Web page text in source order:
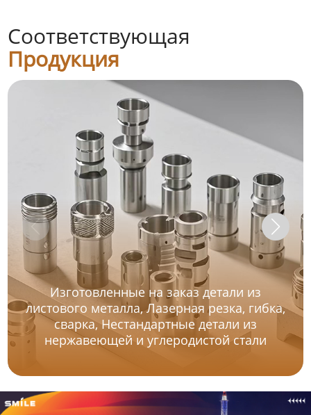
Соответствующая
Продукция
Изготовленные на заказ детали из
листового металла, Лазерная резка, гибка,
сварка, Нестандартные детали из
нержавеющей и углеродистой стали